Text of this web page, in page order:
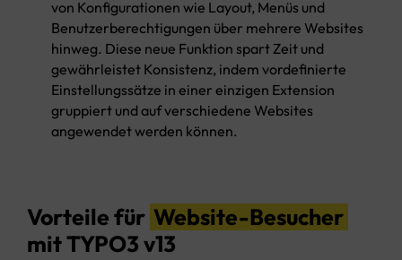
von Konfigurationen wie Layout, Menüs und
Benutzerberechtigungen über mehrere Websites
hinweg. Diese neue Funktion spart Zeit und
gewährleistet Konsistenz, indem vordefinierte
Einstellungssätze in einer einzigen Extension
gruppiert und auf verschiedene Websites
angewendet werden können.
Vorteile für Website-Besucher
mit TYPO3 v13